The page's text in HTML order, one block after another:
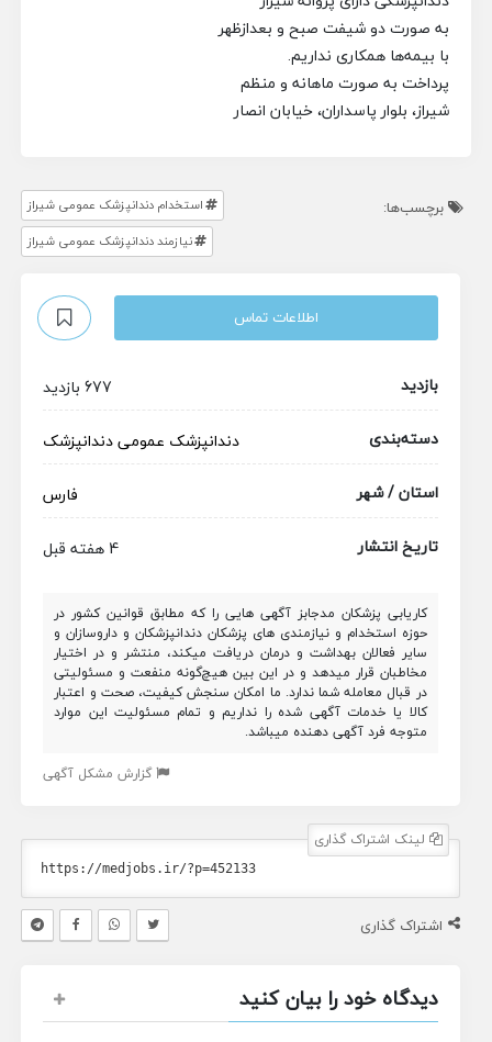
به صورت دو شیفت صبح و بعدازظهر
با بیمه‌ها همکاری نداریم.
پرداخت به صورت ماهانه و منظم
شیراز، بلوار پاسداران، خیابان انصار
برچسب‌ها:
استخدام دندانپزشک عمومی شیراز
نیازمند دندانپزشک عمومی شیراز
اطلاعات تماس
بازدید
677 بازدید
دسته‌بندی
دندانپزشک عمومیدندانپزشک
استان / شهر
فارس
تاریخ انتشار
4 هفته قبل
کاریابی پزشکان مدجابز آگهی هایی را که مطابق قوانین کشور در
حوزه استخدام و نیازمندی های پزشکان دندانپزشکان و داروسازان و
سایر فعالان بهداشت و درمان دریافت میکند، منتشر و در اختیار
مخاطبان قرار میدهد و در این بین هیچ‌گونه منفعت و مسئولیتی
در قبال معامله شما ندارد. ما امکان سنجش کیفیت، صحت و اعتبار
کالا یا خدمات آگهی شده را نداریم و تمام مسئولیت این موارد
متوجه فرد آگهی دهنده میباشد.
گزارش مشکل آگهی
لینک اشتراک گذاری
اشتراک گذاری
دیدگاه خود را بیان کنید